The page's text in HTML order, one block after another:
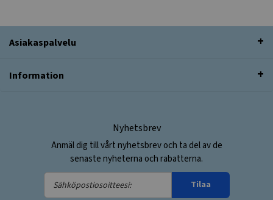
Asiakaspalvelu
Information
Nyhetsbrev
Anmäl dig till vårt nyhetsbrev och ta del av de
senaste nyheterna och rabatterna.
Sähköpostiosoitteesi:
Tilaa